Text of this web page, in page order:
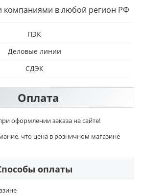
компаниями в любой регион РФ
ПЭК
Деловые линии
СДЭК
Оплата
оформлении заказа на сайте!
что цена в розничном магазине
оплаты